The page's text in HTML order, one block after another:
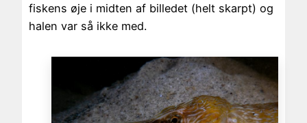
fiskens øje i midten af billedet (helt skarpt) og
halen var så ikke med.